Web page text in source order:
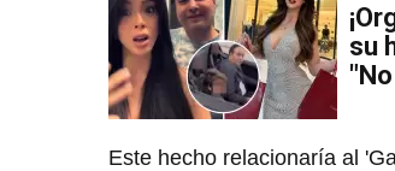
su
Este hecho relacionaría al